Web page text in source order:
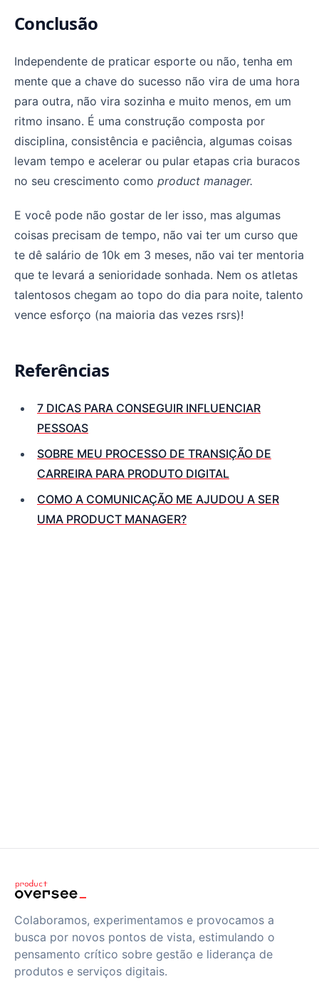
Conclusão
Independente de praticar esporte ou não, tenha em
mente que a chave do sucesso não vira de uma hora
para outra, não vira sozinha e muito menos, em um
ritmo insano. É uma construção composta por
disciplina, consistência e paciência, algumas coisas
levam tempo e acelerar ou pular etapas cria buracos
no seu crescimento como product manager.
E você pode não gostar de ler isso, mas algumas
coisas precisam de tempo, não vai ter um curso que
te dê salário de 10k em 3 meses, não vai ter mentoria
que te levará a senioridade sonhada. Nem os atletas
talentosos chegam ao topo do dia para noite, talento
vence esforço (na maioria das vezes rsrs)!
Referências
7 DICAS PARA CONSEGUIR INFLUENCIAR
PESSOAS
SOBRE MEU PROCESSO DE TRANSIÇÃO DE
CARREIRA PARA PRODUTO DIGITAL
COMO A COMUNICAÇÃO ME AJUDOU A SER
UMA PRODUCT MANAGER?
Colaboramos, experimentamos e provocamos a
busca por novos pontos de vista, estimulando o
pensamento crítico sobre gestão e liderança de
produtos e serviços digitais.